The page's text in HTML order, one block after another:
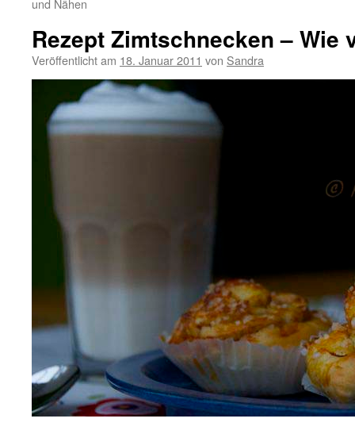
und Nähen
Rezept Zimtschnecken –
Veröffentlicht am 18. Januar 2011 von Sandra